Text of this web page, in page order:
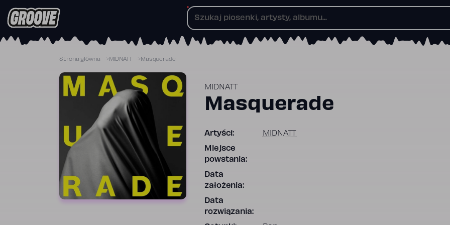
Przejdź
do
treści
Strona główna MIDNATT Masquerade
MIDNATT
Masquerade
Artyści: MIDNATT
Miejsce
powstania:
Data
założenia:
Data
rozwiązania: